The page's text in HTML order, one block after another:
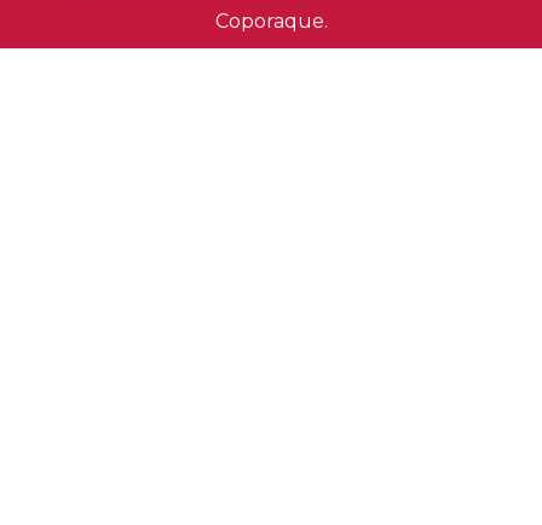
Coporaque.